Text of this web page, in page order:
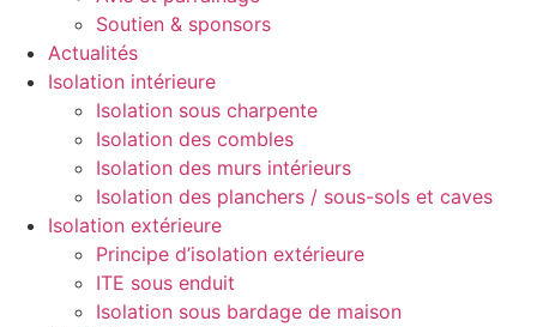
Soutien & sponsors
Actualités
Isolation intérieure
Isolation sous charpente
Isolation des combles
Isolation des murs intérieurs
Isolation des planchers / sous-sols et caves
Isolation extérieure
Principe d’isolation extérieure
ITE sous enduit
Isolation sous bardage de maison